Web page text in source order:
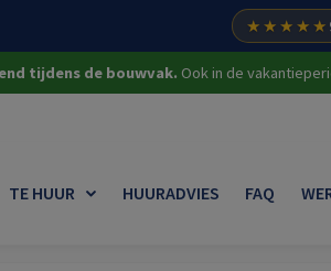
★★★★★
tijdens de bouwvak. Ook in de
TE HUUR HUURADVIES FAQ